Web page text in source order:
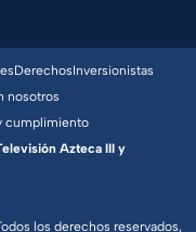
los derechos reservados,
DerechosInversionistas
nosotros
cumplimiento
Azteca III y